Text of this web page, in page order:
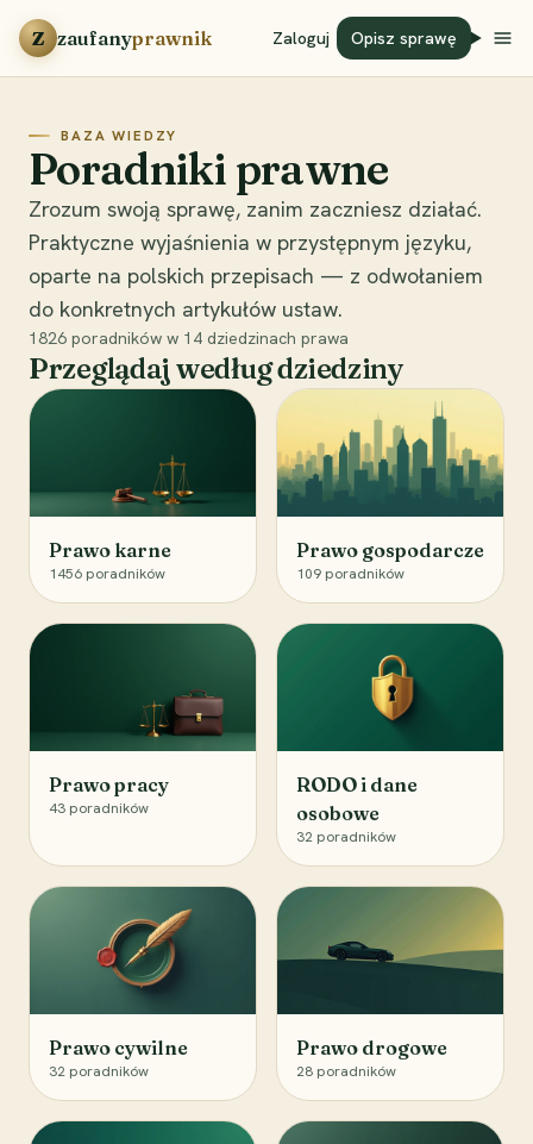
Przejdź do treści
Z zaufanyprawnik Zaloguj Opisz sprawę
BAZA WIEDZY
Poradniki prawne
Zrozum swoją sprawę, zanim zaczniesz działać.
Praktyczne wyjaśnienia w przystępnym języku,
oparte na polskich przepisach — z odwołaniem
do konkretnych artykułów ustaw.
1826 poradników w 14 dziedzinach prawa
Przeglądaj według dziedziny
Prawo karne
1456 poradników
Prawo gospodarcze
109 poradników
Prawo pracy
43 poradników
RODO i dane
osobowe
32 poradników
Prawo cywilne
32 poradników
Prawo drogowe
28 poradników